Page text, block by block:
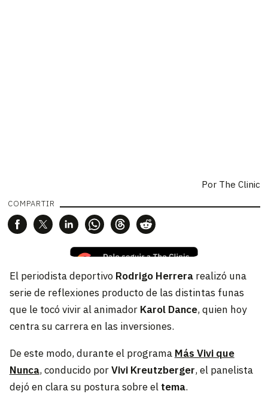
Por The Clinic
COMPARTIR
El periodista deportivo Rodrigo Herrerarealizó una
serie de reflexiones producto de las distintas funas
que le tocó vivir al animador Karol Dance, quien hoy
centra su carrera en las inversiones.
De este modo, durante el programa Más Vivi que
Nunca, conducido porVivi Kreutzberger, el panelista
dejó en clara su postura sobre el tema.